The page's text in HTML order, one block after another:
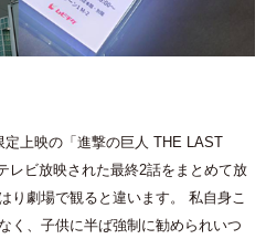
上映の「進撃の巨人 THE LAST
レビ放映された最終2話をまとめて放
り劇場で観ると違います。 私自身こ
く、子供に半ば強制に勧められいつ